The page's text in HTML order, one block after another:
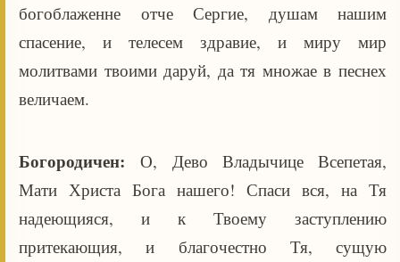
богоблаженне отче Сергие, душам нашим
спасение, и телесем здравие, и миру мир
молитвами твоими даруй, да тя множае в песнех
величаем.
Богородичен:О, Дево Владычице Всепетая,
Мати Христа Бога нашего! Спаси вся, на Тя
надеющияся, и к Твоему заступлению
притекающия, и благочестно Тя, сущую